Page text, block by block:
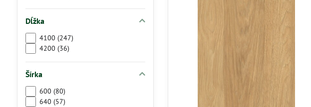
Dĺžka
4100 (247)
4200 (36)
Šírka
600 (80)
640 (57)